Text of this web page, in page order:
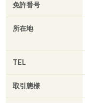
免許番号
所在地
TEL
取引態様